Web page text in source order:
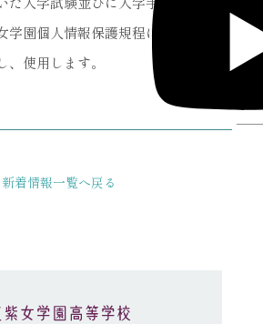
学園個人情報保護規程に則り細心の
使用します。
新着情報一覧へ戻る